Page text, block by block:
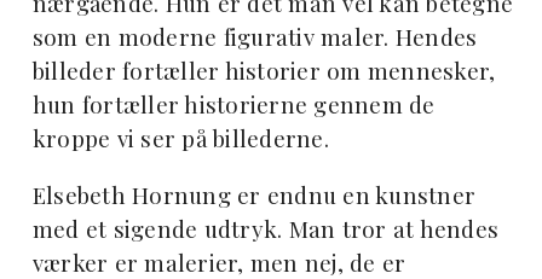
som en moderne figurativ maler. Hendes
billeder fortæller historier om mennesker,
hun fortæller historierne gennem de
kroppe vi ser på billederne.
Elsebeth Hornung er endnu en kunstner
med et sigende udtryk. Man tror at hendes
værker er malerier, men nej, de er